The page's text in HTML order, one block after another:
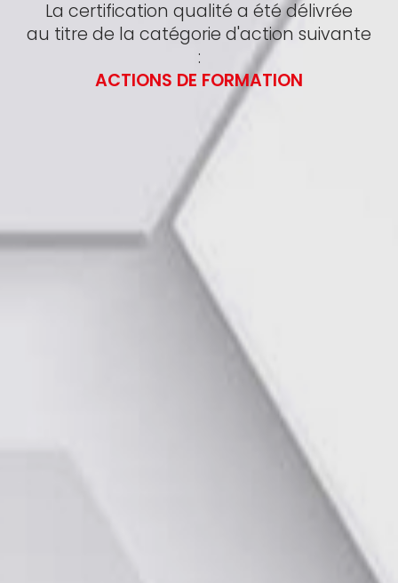
La certification qualité a été délivrée
au titre de la catégorie d'action suivante
:
ACTIONS DE FORMATION